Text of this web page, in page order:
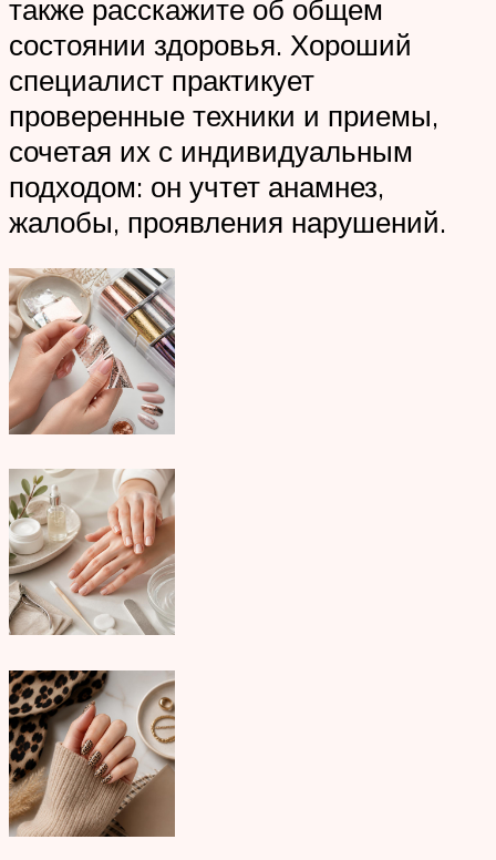
также расскажите об общем
состоянии здоровья. Хороший
специалист практикует
проверенные техники и приемы,
сочетая их с индивидуальным
подходом: он учтет анамнез,
жалобы, проявления нарушений.